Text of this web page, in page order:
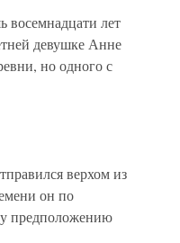
восемнадцати лет
девушке Анне
но одного с
верхом из
он по
предположению